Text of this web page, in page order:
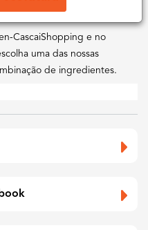
bowl. Opções para todas
CascaiShopping e no
uma das nossas
de ingredientes.